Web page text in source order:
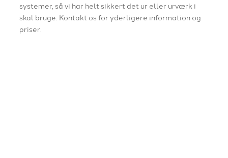
systemer, så vi har helt sikkert det ur eller urværk i
skal bruge. Kontakt os for yderligere information og
priser.